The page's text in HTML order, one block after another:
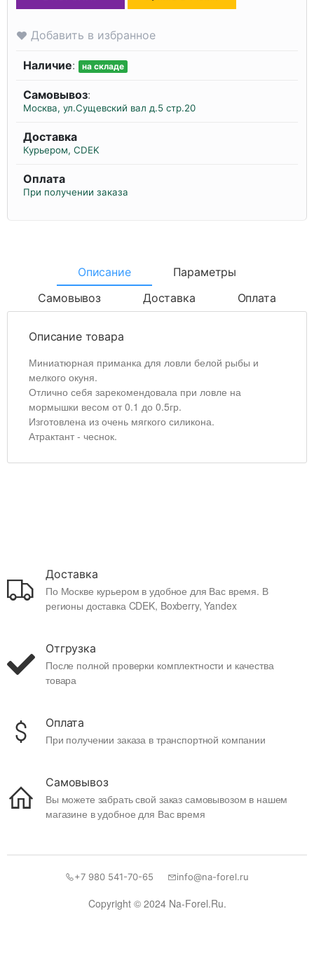
Добавить в избранное
Наличие: на складе
Самовывоз:
Москва, ул.Сущевский вал д.5 стр.20
Доставка
Курьером, CDEK
Оплата
При получении заказа
Описание
Параметры
Самовывоз
Доставка Оплата
Описание товара
Миниатюрная приманка для ловли белой рыбы и
мелкого окуня.
Отлично себя зарекомендовала при ловле на
мормышки весом от 0.1 до 0.5гр.
Изготовлена из очень мягкого силикона.
Атрактант - чеснок.
Доставка
По Москве курьером в удобное для Вас время. В
регионы доставка CDEK, Boxberry, Yandex
Отгрузка
После полной проверки комплектности и качества
товара
Оплата
При получении заказа в транспортной компании
Самовывоз
Вы можете забрать свой заказ самовывозом в нашем
магазине в удобное для Вас время
Copyright © 2024 Na-Forel.Ru.
+7 980 541-70-65 info@na-forel.ru